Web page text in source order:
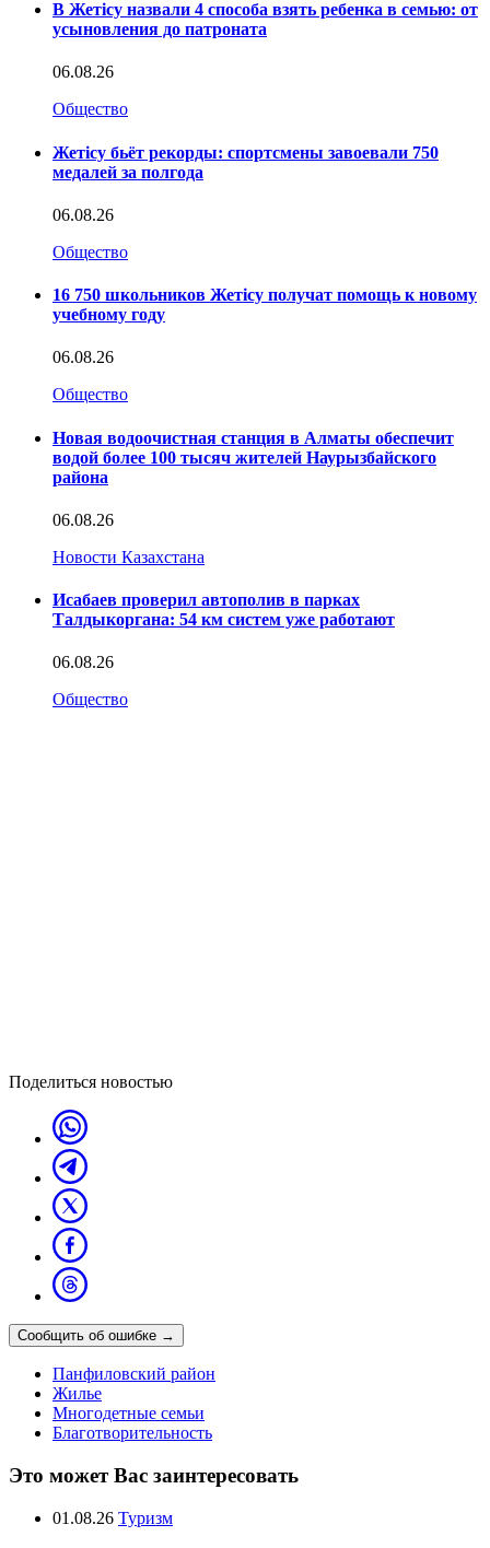
В Жетісу назвали 4 способа взять ребенка в семью: от
усыновления до патроната
06.08.26
Общество
Жетісу бьёт рекорды: спортсмены завоевали 750
медалей за полгода
06.08.26
Общество
16 750 школьников Жетісу получат помощь к новому
учебному году
06.08.26
Общество
Новая водоочистная станция в Алматы обеспечит
водой более 100 тысяч жителей Наурызбайского
района
06.08.26
Новости Казахстана
Исабаев проверил автополив в парках
Талдыкоргана: 54 км систем уже работают
06.08.26
Общество
Поделиться новостью
Сообщить об ошибке →
Панфиловский район
Жилье
Многодетные семьи
Благотворительность
Это может Вас заинтересовать
01.08.26 Туризм